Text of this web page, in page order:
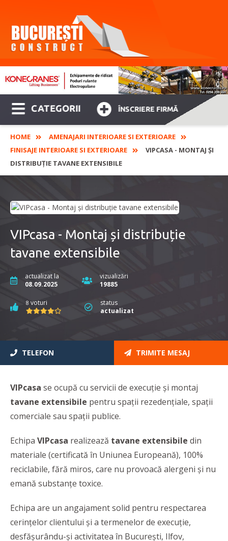
CATEGORII ÎNSCRIERE FIRMĂ
HOME
AMENAJARI INTERIOARE SI EXTERIOARE
FINISAJE INTERIOARE SI EXTERIOARE
VIPCASA - MONTAJ ȘI
DISTRIBUȚIE TAVANE EXTENSIBILE
VIPcasa - Montaj și distribuție
tavane extensibile
actualizat la
08.09.2025
vizualizări
19885
8 voturi
status
actualizat
TELEFON TRIMITE MESAJ
VIPcasa se ocupă cu servicii de execuţie şi montaj
tavane extensibile pentru spații rezedențiale, spații
comerciale sau spații publice.
Echipa VIPcasa realizează tavane extensibile din
materiale (certificată în Uniunea Europeană), 100%
reciclabile, fără miros, care nu provoacă alergeni și nu
emană substanțe toxice.
Echipa are un angajament solid pentru respectarea
cerinţelor clientului şi a termenelor de execuţie,
desfăşurându-şi activitatea în Bucureşti, Ilfov,